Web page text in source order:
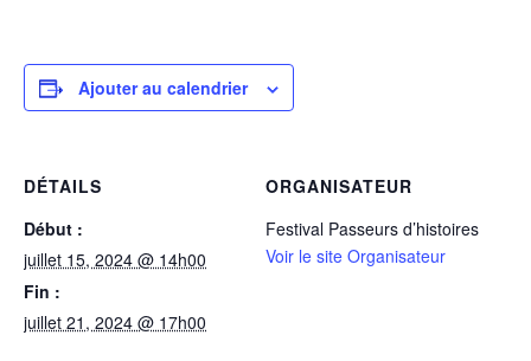
Ajouter au calendrier
DÉTAILS
Début :
juillet 15, 2024 @ 14h00
Fin :
juillet 21, 2024 @ 17h00
ORGANISATEUR
Festival Passeurs d’histoires
Voir le site Organisateur